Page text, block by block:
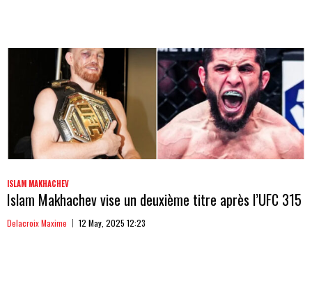
ISLAM MAKHACHEV
Islam Makhachev vise un deuxième titre après l’UFC 315
Delacroix Maxime 12 May, 2025 12:23